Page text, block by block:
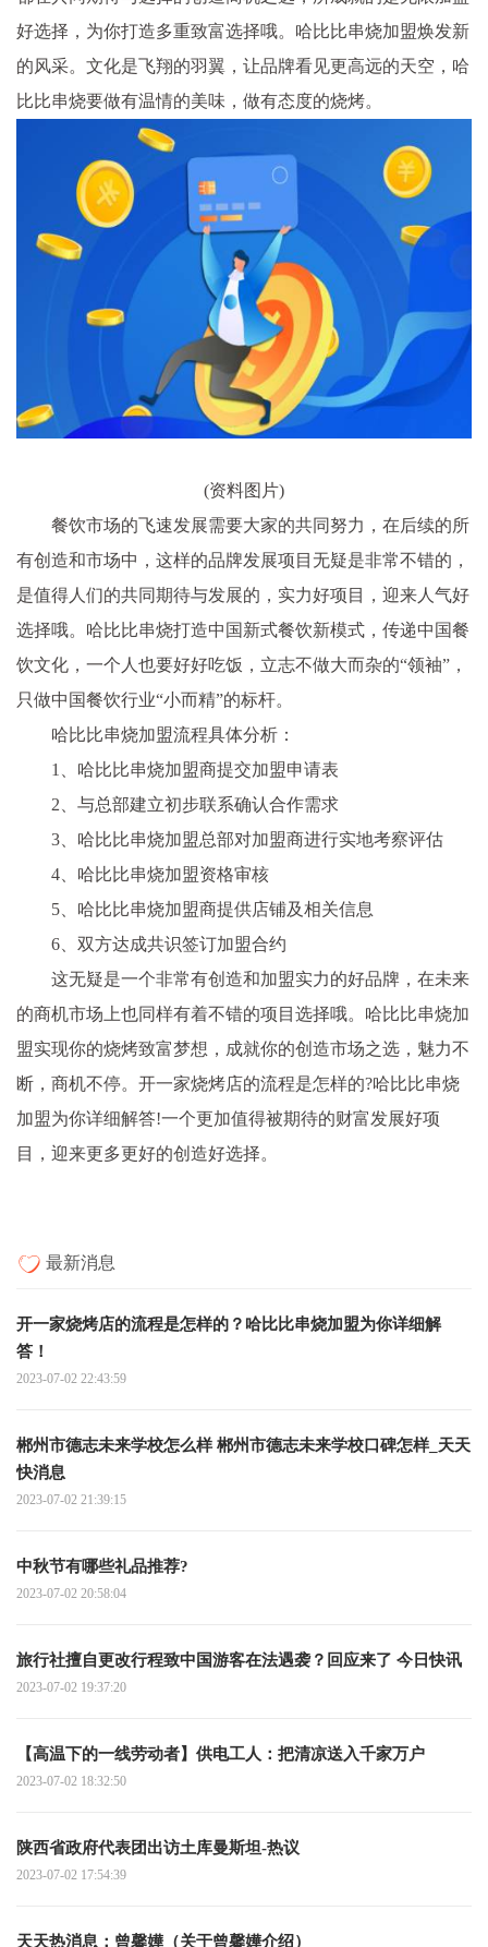
好选择，为你打造多重致富选择哦。哈比比串烧加盟焕发新
的风采。文化是飞翔的羽翼，让品牌看见更高远的天空，哈
比比串烧要做有温情的美味，做有态度的烧烤。
(资料图片)
餐饮市场的飞速发展需要大家的共同努力，在后续的所
有创造和市场中，这样的品牌发展项目无疑是非常不错的，
是值得人们的共同期待与发展的，实力好项目，迎来人气好
选择哦。哈比比串烧打造中国新式餐饮新模式，传递中国餐
饮文化，一个人也要好好吃饭，立志不做大而杂的“领袖”，
只做中国餐饮行业“小而精”的标杆。
哈比比串烧加盟流程具体分析：
1、哈比比串烧加盟商提交加盟申请表
2、与总部建立初步联系确认合作需求
3、哈比比串烧加盟总部对加盟商进行实地考察评估
4、哈比比串烧加盟资格审核
5、哈比比串烧加盟商提供店铺及相关信息
6、双方达成共识签订加盟合约
这无疑是一个非常有创造和加盟实力的好品牌，在未来
的商机市场上也同样有着不错的项目选择哦。哈比比串烧加
盟实现你的烧烤致富梦想，成就你的创造市场之选，魅力不
断，商机不停。开一家烧烤店的流程是怎样的?哈比比串烧
加盟为你详细解答!一个更加值得被期待的财富发展好项
目，迎来更多更好的创造好选择。
最新消息
开一家烧烤店的流程是怎样的？哈比比串烧加盟为你详细解
答！
2023-07-02 22:43:59
郴州市德志未来学校怎么样 郴州市德志未来学校口碑怎样_天天
快消息
2023-07-02 21:39:15
中秋节有哪些礼品推荐?
2023-07-02 20:58:04
旅行社擅自更改行程致中国游客在法遇袭？回应来了 今日快讯
2023-07-02 19:37:20
【高温下的一线劳动者】供电工人：把清凉送入千家万户
2023-07-02 18:32:50
陕西省政府代表团出访土库曼斯坦-热议
2023-07-02 17:54:39
天天热消息：曾馨嬅（关于曾馨嬅介绍）